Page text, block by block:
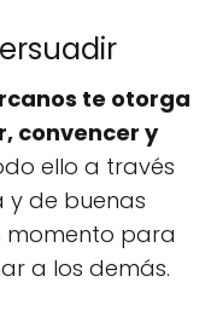
te otorga
convencer y
ello a través
y de buenas
momento para
a los demás.